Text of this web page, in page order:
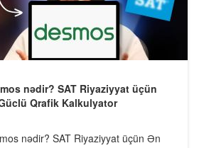
nədir? SAT Riyaziyyat üçün
Qrafik Kalkulyator
nədir? SAT Riyaziyyat üçün Ən